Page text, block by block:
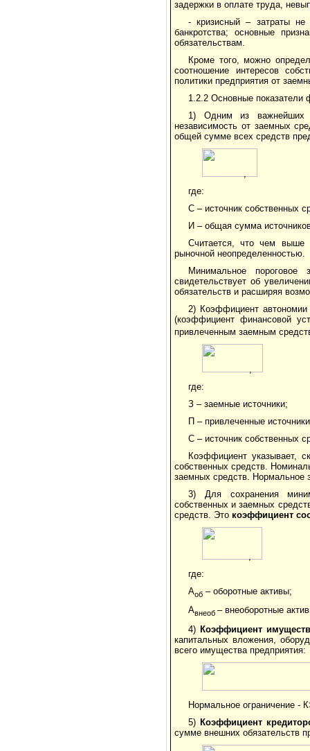
задержки в оплате труда,
- кризисный – затраты не
банкротства; основные
обязательствам.
Кроме того, можно
соотношение интересов
политики предприятия от
1.2.2 Основные показатели
1) Одним из важнейших
независимость от заемных
общей сумме всех средств
,
где:
С – источник собственных
И – общая сумма
Считается, что чем выше
рыночной неопределенностью.
Минимальное
свидетельствует об
обязательств и расширяя
2) Коэффициент
(коэффициент финансовой
привлеченным заемным
где:
З – заемные источники;
П – привлеченные
С – источник собственных
Коэффициент указывает,
собственных средств.
заемных средств. Нормальное
3) Для сохранения
собственных и заемных
средств. Это коэффициент
где:
Аоб – оборотные активы;
Авнеоб – внеоборотные
4) Коэффициент
капитальных вложения,
всего имущества предприятия:
Нормальное ограничение -
5) Коэффициент
сумме внешних обязательств